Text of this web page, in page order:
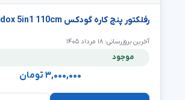
رفلکتور پنج کاره گودکس Godox 5in1 110cm
آخرین بروزرسانی: ۱۸ مرداد ۱۴۰۵
موجود
۳,۰۰۰,۰۰۰ تومان